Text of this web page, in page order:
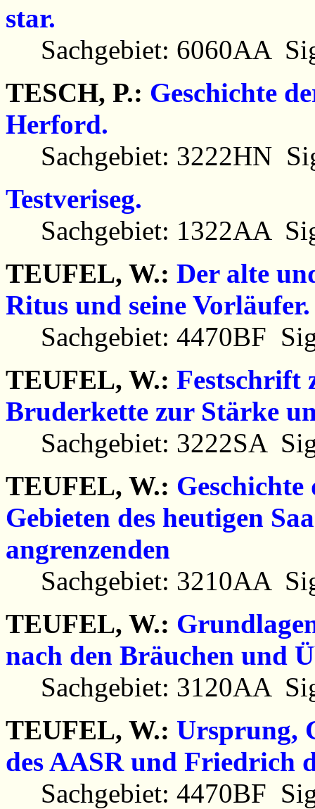
star.
Sachgebiet: 6060AA
TESCH, P.: Geschichte
Herford.
Sachgebiet: 3222HN
Testveriseg.
Sachgebiet: 1322AA
TEUFEL, W.: Der alte
Ritus und seine Vorläufer.
Sachgebiet: 4470BF
TEUFEL, W.: Festschrift
Bruderkette zur Stärke
Sachgebiet: 3222SA
TEUFEL, W.:
Gebieten des heutigen
angrenzenden
Sachgebiet: 3210AA
TEUFEL, W.:
nach den Bräuchen und
Sachgebiet: 3120AA
TEUFEL, W.: Ursprung,
des AASR und Friedrich
Sachgebiet: 4470BF